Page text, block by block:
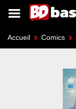
Accueil Comics